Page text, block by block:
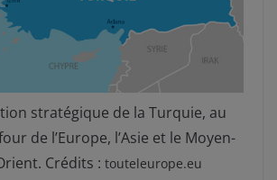
stratégique de la Turquie, au
de l’Europe, l’Asie et le Moyen-
Crédits : touteleurope.eu